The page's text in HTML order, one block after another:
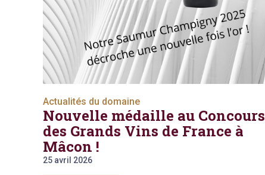
Actualités du domaine
Nouvelle médaille au Concours
des Grands Vins de France à
Mâcon !
25 avril 2026